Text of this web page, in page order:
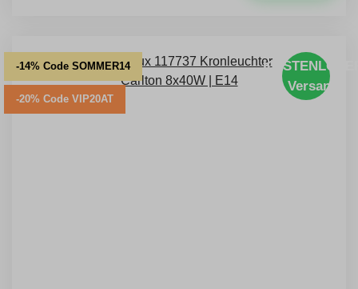
-14% Code SOMMER14
-20% Code VIP20AT
Versand